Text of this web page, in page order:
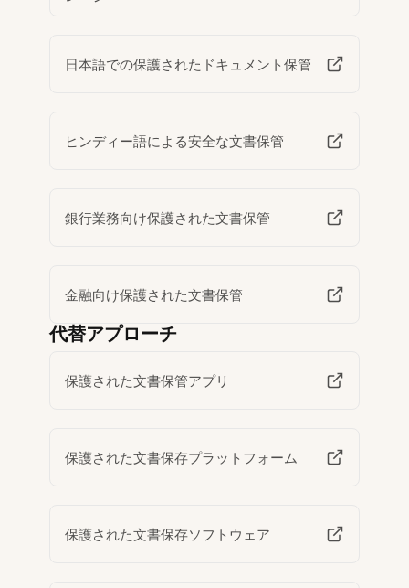
日本語での保護されたドキュメント保管
ヒンディー語による安全な文書保管
銀行業務向け保護された文書保管
金融向け保護された文書保管
代替アプローチ
保護された文書保管アプリ
保護された文書保存プラットフォーム
保護された文書保存ソフトウェア